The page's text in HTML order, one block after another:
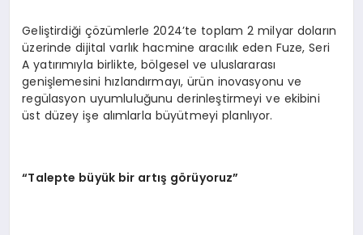
Geliştirdiği çözümlerle 2024’te toplam 2 milyar doların
üzerinde dijital varlık hacmine aracılık eden Fuze, Seri
A yatırımıyla birlikte, bölgesel ve uluslararası
genişlemesini hızlandırmayı, ürün inovasyonu ve
regülasyon uyumluluğunu derinleştirmeyi ve ekibini
üst düzey işe alımlarla büyütmeyi planlıyor.
“Talepte büyük bir artış görüyoruz”